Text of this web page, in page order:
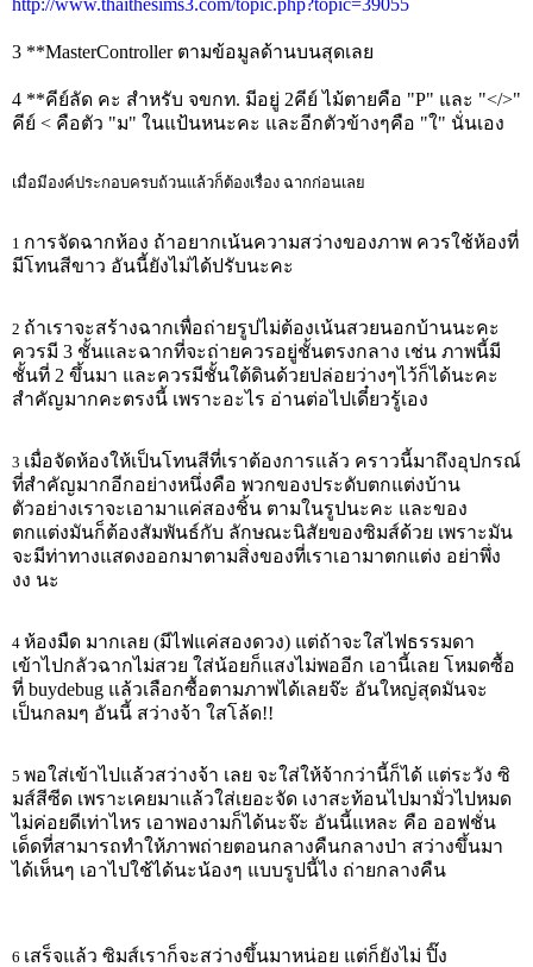
http://www.thaithesims3.com/topic.php?topic=39055
3 **MasterController ตามข้อมูลด้านบนสุดเลย
4 **คีย์ลัด คะ สำหรับ จขกท. มีอยู่ 2คีย์ ไม้ตายคือ "P" และ "</>"
คีย์ < คือตัว "ม" ในแป้นหนะคะ และอีกตัวข้างๆคือ "ใ" นั่นเอง
เมื่อมีองค์ประกอบครบถ้วนแล้วก็ต้องเรื่อง ฉากก่อนเลย
1 การจัดฉากห้อง ถ้าอยากเน้นความสว่างของภาพ ควรใช้ห้องที่
มีโทนสีขาว อันนี้ยังไม่ได้ปรับนะคะ
2 ถ้าเราจะสร้างฉากเพื่อถ่ายรูปไม่ต้องเน้นสวยนอกบ้านนะคะ
ควรมี 3 ชั้นและฉากที่จะถ่ายควรอยู่ชั้นตรงกลาง เช่น ภาพนี้มี
ชั้นที่ 2 ขึ้นมา และควรมีชั้นใต้ดินด้วยปล่อยว่างๆไว้ก็ได้นะคะ
สำคัญมากคะตรงนี้ เพราะอะไร อ่านต่อไปเดี๋ยวรู้เอง
3 เมื่อจัดห้องให้เป็นโทนสีที่เราต้องการแล้ว คราวนี้มาถึงอุปกรณ์
ที่สำคัญมากอีกอย่างหนึ่งคือ พวกของประดับตกแต่งบ้าน
ตัวอย่างเราจะเอามาแค่สองชิ้น ตามในรูปนะคะ และของ
ตกแต่งมันก็ต้องสัมพันธ์กับ ลักษณะนิสัยของซิมส์ด้วย เพราะมัน
จะมีท่าทางแสดงออกมาตามสิ่งของที่เราเอามาตกแต่ง อย่าพึ่ง
งง นะ
4 ห้องมืด มากเลย (มีไฟแค่สองดวง) แต่ถ้าจะใสไฟธรรมดา
เข้าไปกลัวฉากไม่สวย ใส่น้อยก็แสงไม่พออีก เอานี้เลย โหมดซื้อ
ที่ buydebug แล้วเลือกซื้อตามภาพได้เลยจ๊ะ อันใหญ่สุดมันจะ
เป็นกลมๆ อันนี้ สว่างจ้า ใสโล้ด!!
5 พอใส่เข้าไปแล้วสว่างจ้า เลย จะใส่ให้จ้ากว่านี้ก็ได้ แต่ระวัง ซิ
มส์สีซีด เพราะเคยมาแล้วใส่เยอะจัด เงาสะท้อนไปมามั่วไปหมด
ไม่ค่อยดีเท่าไหร เอาพองามก็ได้นะจ๊ะ อันนี้แหละ คือ ออฟชั่น
เด็ดที่สามารถทำให้ภาพถ่ายตอนกลางคืนกลางป่า สว่างขึ้นมา
ได้เห็นๆ เอาไปใช้ได้นะน้องๆ แบบรูปนี้ไง ถ่ายกลางคืน
6 เสร็จแล้ว ซิมส์เราก็จะสว่างขึ้นมาหน่อย แต่ก็ยังไม่ ปิ๊ง